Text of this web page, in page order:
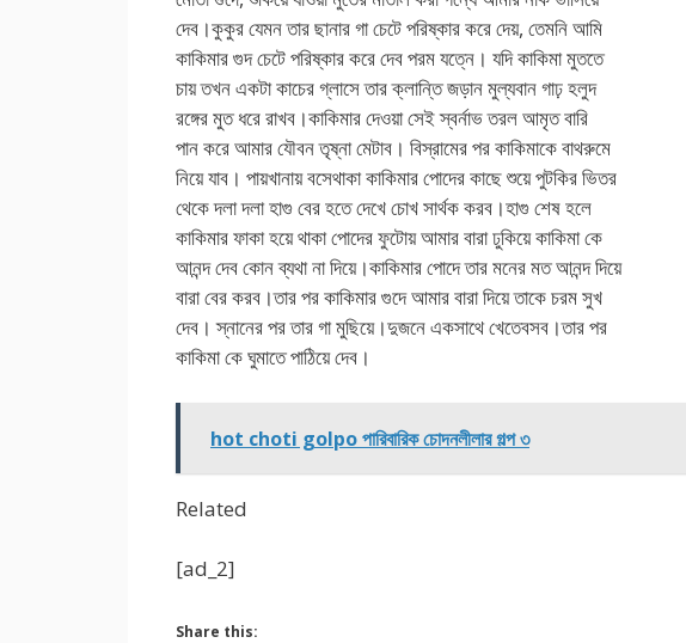
দেব।কুকুর যেমন তার ছানার গা চেটে পরিষ্কার করে দেয়, তেমনি আমি
কাকিমার গুদ চেটে পরিষ্কার করে দেব পরম যত্নে। যদি কাকিমা মুততে
চায় তখন একটা কাচের গ্লাসে তার ক্লান্তি জড়ান মুল্যবান গাঢ় হলুদ
রঙ্গের মুত ধরে রাখব।কাকিমার দেওয়া সেই স্বর্নাভ তরল আমৃত বারি
পান করে আমার যৌবন তৃষ্না মেটাব। বিস্রামের পর কাকিমাকে বাথরুমে
নিয়ে যাব। পায়খানায় বসেথাকা কাকিমার পোদের কাছে শুয়ে পুটকির ভিতর
থেকে দলা দলা হাগু বের হতে দেখে চোখ সার্থক করব।হাগু শেষ হলে
কাকিমার ফাকা হয়ে থাকা পোদের ফুটোয় আমার বারা ঢুকিয়ে কাকিমা কে
আনন্দ দেব কোন ব্যথা না দিয়ে।কাকিমার পোদে তার মনের মত আনন্দ দিয়ে
বারা বের করব।তার পর কাকিমার গুদে আমার বারা দিয়ে তাকে চরম সুখ
দেব। স্নানের পর তার গা মুছিয়ে।দুজনে একসাথে খেতেবসব।তার পর
কাকিমা কে ঘুমাতে পাঠিয়ে দেব।
hot choti golpo পারিবারিক চোদনলীলার গল্প ৩
Related
[ad_2]
Share this: